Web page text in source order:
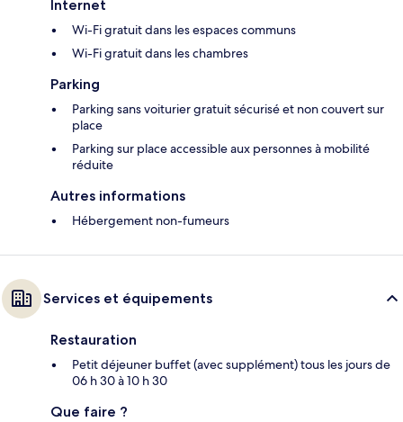
Internet
Wi-Fi gratuit dans les espaces communs
Wi-Fi gratuit dans les chambres
Parking
Parking sans voiturier gratuit sécurisé et non couvert sur
place
Parking sur place accessible aux personnes à mobilité
réduite
Autres informations
Hébergement non-fumeurs
Services et équipements
Restauration
Petit déjeuner buffet (avec supplément) tous les jours de
06 h 30 à 10 h 30
Que faire ?